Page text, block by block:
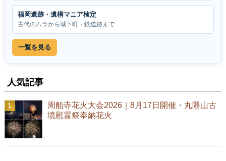
福岡遺跡・遺構マニア検定
古代のムラから城下町・鉄道跡まで
一覧を見る
人気記事
周船寺花火大会2026｜8月17日開催・丸隈山古
墳慰霊祭奉納花火